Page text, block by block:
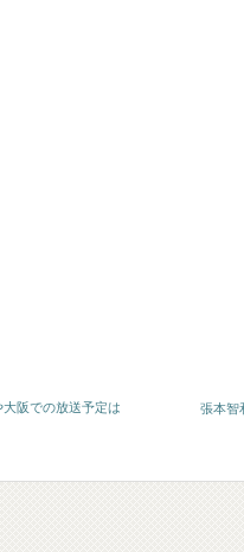
阪での放送予定は
張本智